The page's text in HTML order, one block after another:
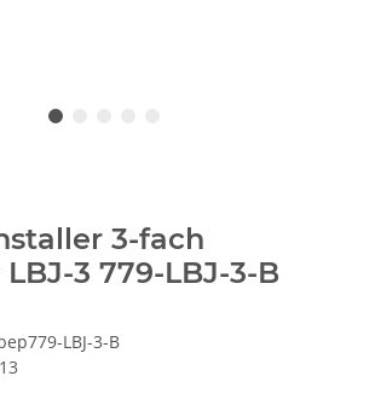
3-fach
3 779-LBJ-3-B
LBJ-3-B